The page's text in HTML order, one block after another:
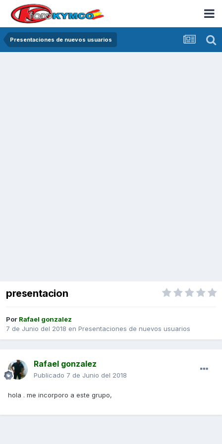
Presentaciones de nuevos usuarios
presentacion
Por Rafael gonzalez
7 de Junio del 2018 en Presentaciones de nuevos usuarios
Rafael gonzalez
Publicado 7 de Junio del 2018
hola . me incorporo a este grupo,